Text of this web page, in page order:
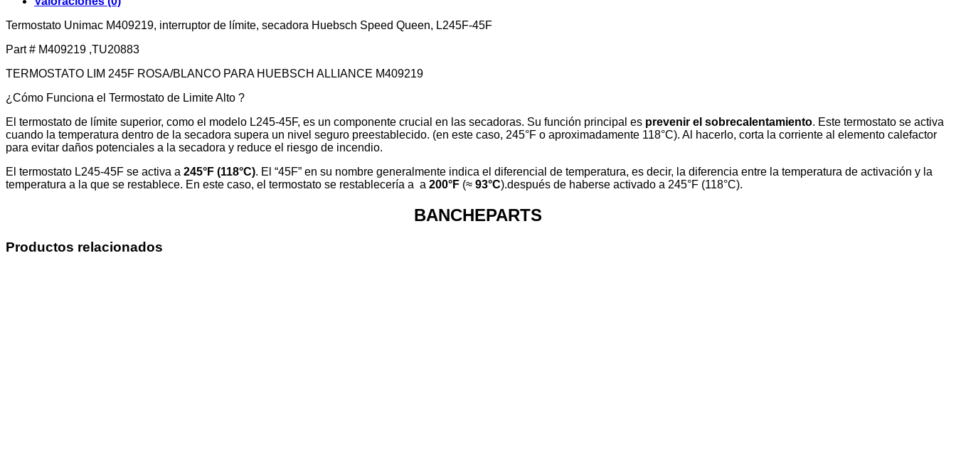
Termostato Unimac M409219, interruptor de límite, secadora Huebsch Speed ​​Queen, L245F-45F
Part # M409219 ,TU20883
TERMOSTATO LIM 245F ROSA/BLANCO PARA HUEBSCH ALLIANCE M409219
¿Cómo Funciona el Termostato de Limite Alto ?
El termostato de límite superior, como el modelo L245-45F, es un componente crucial en las secadoras. Su función principal es prevenir el sobrecalentamiento. Este termostato se activa
cuando la temperatura dentro de la secadora supera un nivel seguro preestablecido. (en este caso, 245°F o aproximadamente 118°C). Al hacerlo, corta la corriente al elemento calefactor
para evitar daños potenciales a la secadora y reduce el riesgo de incendio.
El termostato L245-45F se activa a 245°F (118°C). El “45F” en su nombre generalmente indica el diferencial de temperatura, es decir, la diferencia entre la temperatura de activación y la
temperatura a la que se restablece. En este caso, el termostato se restablecería a a 200°F (≈ 93°C).después de haberse activado a 245°F (118°C).
BANCHEPARTS
Productos relacionados